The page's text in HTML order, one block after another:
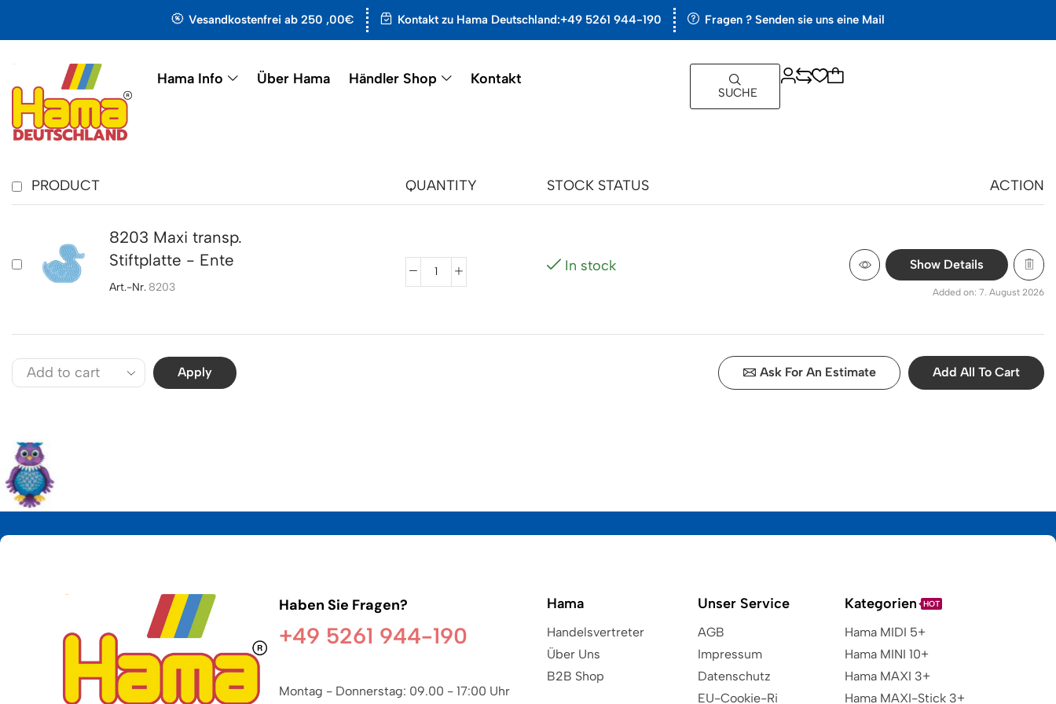
Vesandkostenfrei ab 250 ,00€ Kontakt zu Hama Deutschland:+49 5261 944-190 Fragen ? Senden sie uns eine Mail
Hama Info Über Hama Händler Shop Kontakt
SUCHE
PRODUCT QUANTITY STOCK STATUS ACTION
8203 Maxi transp.
Stiftplatte - Ente
Art.-Nr. 8203
In stock Show Details
Added on: 7. August 2026
Apply Ask For An Estimate Add All To Cart
Haben Sie Fragen?
+49 5261 944-190
Montag - Donnerstag: 09.00 - 17:00 Uhr
Hama
Handelsvertreter
Über Uns
B2B Shop
Unser Service
AGB
Impressum
Datenschutz
EU-Cookie-Ri
Kategorien HOT
Hama MIDI 5+
Hama MINI 10+
Hama MAXI 3+
Hama MAXI-Stick 3+